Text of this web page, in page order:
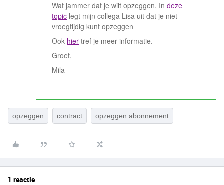
Wat jammer dat je wilt opzeggen. In deze
topic legt mijn collega Lisa uit dat je niet
vroegtijdig kunt opzeggen
Ook hier tref je meer informatie.
Groet,
Mila
opzeggen contract opzeggen abonnement
1 reactie